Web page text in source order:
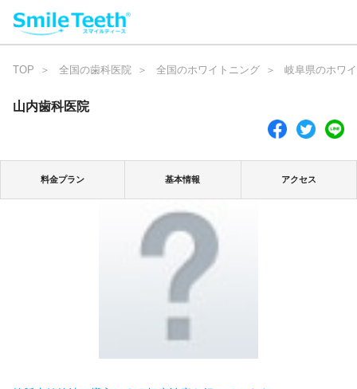
TOP 全国の歯科医院 全国のホワイトニング 岐阜県のホワ
山内歯科医院
料金プラン 基本情報 アクセス